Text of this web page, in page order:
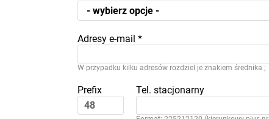
Adresy e-mail *
W przypadku kilku adresów rozdziel je znakiem średnika ;
Prefix Tel. stacjonarny